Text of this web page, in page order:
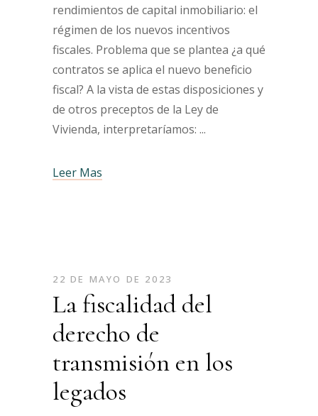
rendimientos de capital inmobiliario: el
régimen de los nuevos incentivos
fiscales. Problema que se plantea ¿a qué
contratos se aplica el nuevo beneficio
fiscal? A la vista de estas disposiciones y
de otros preceptos de la Ley de
Vivienda, interpretaríamos:
Leer Mas
22 DE MAYO DE 2023
La fiscalidad del
derecho de
transmisión en los
legados